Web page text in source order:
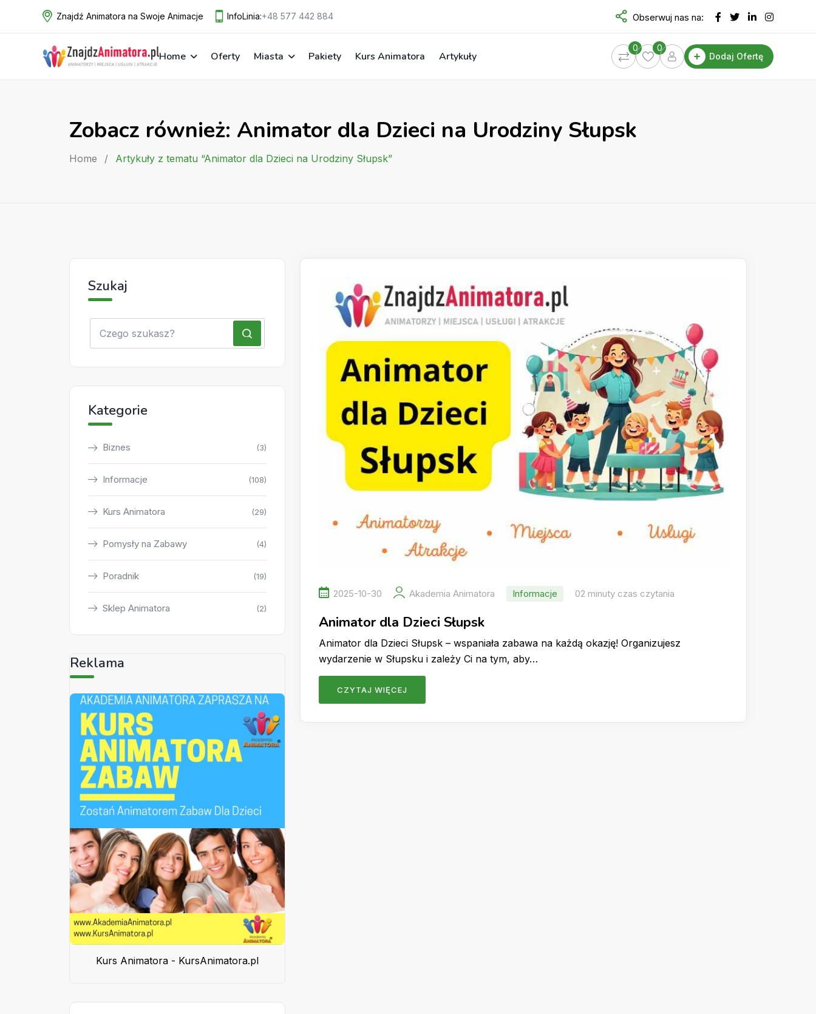
Znajdź Animatora na Swoje Animacje InfoLinia:+48 577 442 884 Obserwuj nas na:
Home Oferty Miasta Pakiety Kurs Animatora Artykuły
0
0
Dodaj Ofertę
Zobacz również: Animator dla Dzieci na Urodziny Słupsk
Home / Artykuły z tematu “Animator dla Dzieci na Urodziny Słupsk”
2025-10-30 Akademia Animatora Informacje 02 minuty czas czytania
Animator dla Dzieci Słupsk
Animator dla Dzieci Słupsk – wspaniała zabawa na każdą okazję! Organizujesz
wydarzenie w Słupsku i zależy Ci na tym, aby…
CZYTAJ WIĘCEJ
Szukaj
Kategorie
Biznes (3)
Informacje (108)
Kurs Animatora (29)
Pomysły na Zabawy (4)
Poradnik (19)
Sklep Animatora (2)
Reklama
Kurs Animatora - KursAnimatora.pl